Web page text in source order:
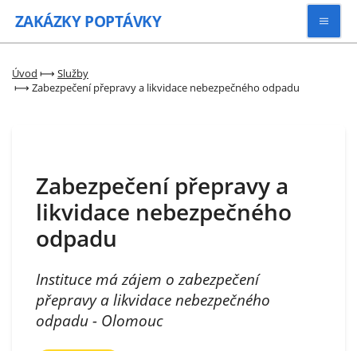
ZAKÁZKY POPTÁVKY
Zaregistrovat se
Úvod ⟼ Služby
⟼ Zabezpečení přepravy a likvidace nebezpečného odpadu
Zabezpečení přepravy a
likvidace nebezpečného
odpadu
Instituce má zájem o zabezpečení
přepravy a likvidace nebezpečného
odpadu - Olomouc